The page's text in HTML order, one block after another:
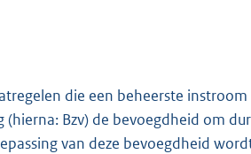
die een beheerste
(hierna: Bzv) de bevoegdheid om
van deze bevoegdheid